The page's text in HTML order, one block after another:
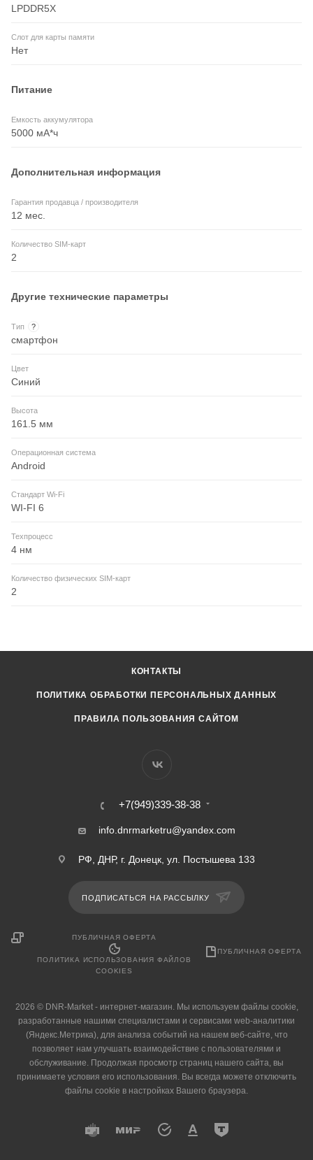
LPDDR5X
Слот для карты памяти
Нет
Питание
Емкость аккумулятора
5000 мА*ч
Дополнительная информация
Гарантия продавца / производителя
12 мес.
Количество SIM-карт
2
Другие технические параметры
Тип ?
смартфон
Цвет
Синий
Высота
161.5 мм
Операционная система
Android
Стандарт Wi-Fi
WI-FI 6
Техпроцесс
4 нм
Количество физических SIM-карт
2
КОНТАКТЫ
ПОЛИТИКА ОБРАБОТКИ ПЕРСОНАЛЬНЫХ ДАННЫХ
ПРАВИЛА ПОЛЬЗОВАНИЯ САЙТОМ
+7(949)339-38-38
info.dnrmarketru@yandex.com
РФ, ДНР, г. Донецк, ул. Постышева 133
ПОДПИСАТЬСЯ НА РАССЫЛКУ
ПУБЛИЧНАЯ ОФЕРТА
ПОЛИТИКА ИСПОЛЬЗОВАНИЯ ФАЙЛОВ
COOKIES
ПУБЛИЧНАЯ ОФЕРТА
2026 © DNR-Market - интернет-магазин. Мы используем файлы cookie,
разработанные нашими специалистами и сервисами web-аналитики
(Яндекс.Метрика), для анализа событий на нашем веб-сайте, что
позволяет нам улучшать взаимодействие с пользователями и
обслуживание. Продолжая просмотр страниц нашего сайта, вы
принимаете условия его использования. Вы всегда можете отключить
файлы cookie в настройках Вашего браузера.